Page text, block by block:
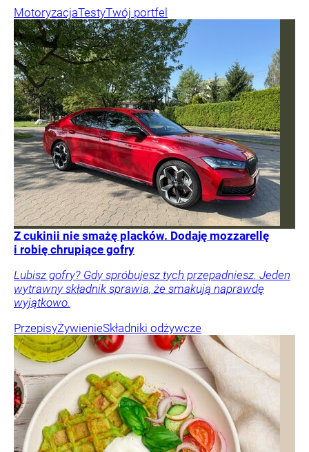
MotoryzacjaTestyTwój portfel
Z cukinii nie smażę placków. Dodaję mozzarellę
i robię chrupiące gofry
Lubisz gofry? Gdy spróbujesz tych przepadniesz. Jeden
wytrawny składnik sprawia, że smakują naprawdę
wyjątkowo.
PrzepisyŻywienieSkładniki odżywcze